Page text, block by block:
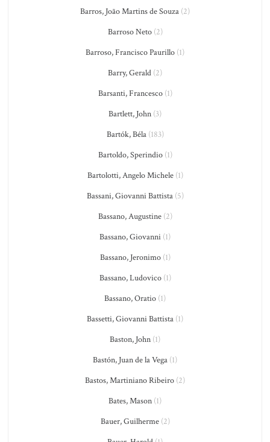
Barros, João Martins de Souza (2)
Barroso Neto(2)
Barroso, Francisco Paurillo (1)
Barry, Gerald (2)
Barsanti, Francesco(1)
Bartlett, John (3)
Bartók, Béla(183)
Bartoldo, Sperindio(1)
Bartolotti, Angelo Michele(1)
Bassani, Giovanni Battista(5)
Bassano, Augustine(2)
Bassano, Giovanni (1)
Bassano, Jeronimo(1)
Bassano, Ludovico(1)
Bassano, Oratio (1)
Bassetti, Giovanni Battista (1)
Baston, John (1)
Bastón, Juan de la Vega (1)
Bastos, Martiniano Ribeiro (2)
Bates, Mason (1)
Bauer, Guilherme(2)